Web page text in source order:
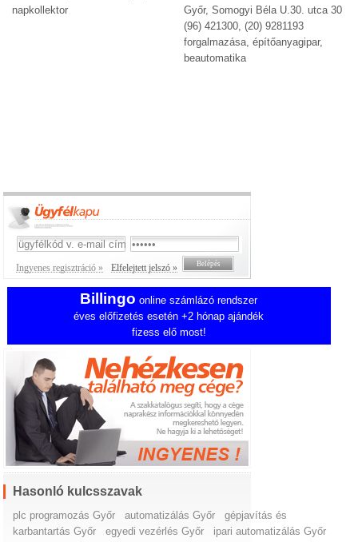
napkollektor
Győr, Somogyi Béla U.30. utca 30
(96) 421300, (20) 9281193
forgalmazása, építőanyagipar,
beautomatika
Ingyenes regisztráció » Elfelejtett jelszó »
Billingo online számlázó rendszer
éves előfizetés esetén +2 hónap ajándék
fizess elő most!
Hasonló kulcsszavak
plc programozás Győr automatizálás Győr
gépjavítás és
karbantartás Győr
egyedi vezérlés Győr
ipari automatizálás Győr